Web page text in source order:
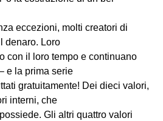
eccezioni, molti creatori di
denaro. Loro
con il loro tempo e continuano
e la prima serie
gratuitamente! Dei dieci valori,
interni, che
Gli altri quattro valori